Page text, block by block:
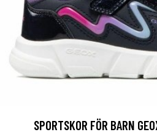
SPORTSKOR FÖR BARN